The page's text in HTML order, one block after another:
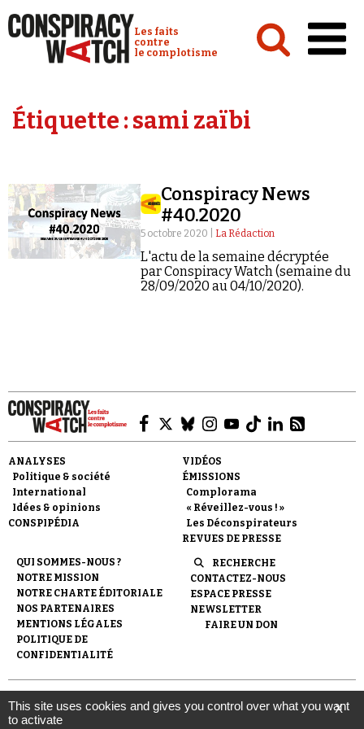
Conspiracy Watch :
Les faits
contre
le complotisme
Analyses
Vidéos
Émissions
Revues de presse
Faire un don
Demander à Vera
Étiquette :sami zaïbi
Conspiracy News
#40.2020
5 octobre 2020 | La Rédaction
L'actu de la semaine décryptée
par Conspiracy Watch (semaine du
28/09/2020 au 04/10/2020).
ANALYSES
Politique & société
International
Idées & opinions
CONSPIPÉDIA
VIDÉOS
ÉMISSIONS
Complorama
« Réveillez-vous ! »
Les Déconspirateurs
REVUES DE PRESSE
QUI SOMMES-NOUS ?
NOTRE MISSION
NOTRE CHARTE ÉDITORIALE
NOS PARTENAIRES
MENTIONS LÉGALES
POLITIQUE DE
CONFIDENTIALITÉ
RECHERCHE
CONTACTEZ-NOUS
ESPACE PRESSE
NEWSLETTER
FAIRE UN DON
© 2007- 2026 Conspiracy Watch | Une réalisation de
l'Observatoire du conspirationnisme (association loi de 1901) avec
le soutien de la Fondation pour la Mémoire de la Shoah.
X
This site uses cookies and gives you control over what you want
to activate